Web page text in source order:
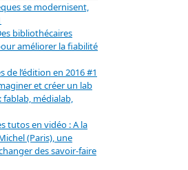
se modernisent,
bibliothécaires
améliorer la fiabilité
de l’édition en 2016 #1
et créer un lab
médialab,
tutos en vidéo : A la
(Paris), une
des savoir-faire